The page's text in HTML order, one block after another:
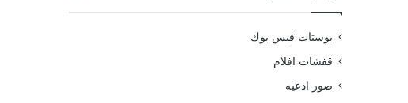
بوستات فيس بوك
قفشات افلام
صور ادعيه